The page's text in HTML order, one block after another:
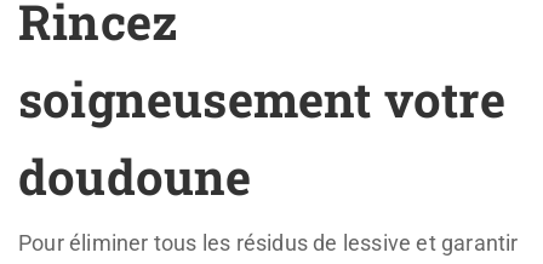
Rincez
soigneusement votre
doudoune
Pour éliminer tous les résidus de lessive et garantir